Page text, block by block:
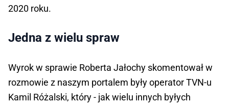
2020 roku.
Jedna z wielu spraw
Wyrok w sprawie Roberta Jałochy skomentował w
rozmowie z naszym portalem były operator TVN-u
Kamil Różalski, który - jak wielu innych byłych